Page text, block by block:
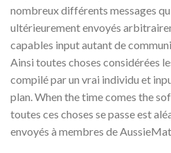
nombreux différents messages
ultérieurement envoyés
capables input autant de
Ainsi toutes choses considérées
compilé par un vrai individu et
plan. When the time comes the
toutes ces choses se passe est
envoyés à membres de